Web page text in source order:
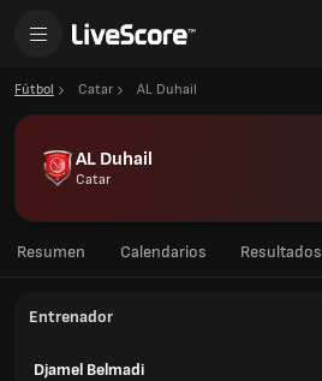
Fútbol Catar AL Duhail
AL Duhail
Catar
Resumen Calendarios Resultados
Entrenador
Djamel Belmadi